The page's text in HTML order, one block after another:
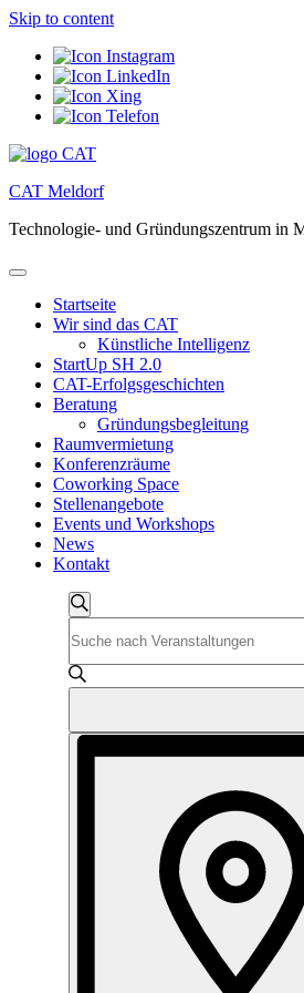
Skip to content
CAT Meldorf
Technologie- und Gründungszentrum in
Startseite
Wir sind das CAT
Künstliche Intelligenz
StartUp SH 2.0
CAT-Erfolgsgeschichten
Beratung
Gründungsbegleitung
Raumvermietung
Konferenzräume
Coworking Space
Stellenangebote
Events und Workshops
News
Kontakt
Veranstaltungen
Suche
und
Ansichten,
Navigation
Suche
Schlüsselwort
eingeben.
Suche
Veranstaltungen
Schlüsselwort.
Veranstaltung